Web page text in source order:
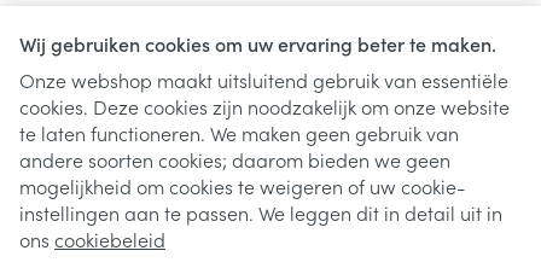
Wij gebruiken cookies om uw ervaring beter te maken.
Onze webshop maakt uitsluitend gebruik van essentiële
cookies. Deze cookies zijn noodzakelijk om onze website
te laten functioneren. We maken geen gebruik van
andere soorten cookies; daarom bieden we geen
mogelijkheid om cookies te weigeren of uw cookie-
instellingen aan te passen. We leggen dit in detail uit in
ons cookiebeleid
Juridische links